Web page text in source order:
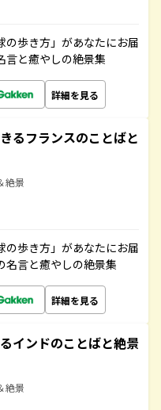
の歩き方」があなたにお届
言と癒やしの絶景集
詳細を見る
るフランスのことばと
絶景
の歩き方」があなたにお届
名言と癒やしの絶景集
詳細を見る
インドのことばと絶景
絶景